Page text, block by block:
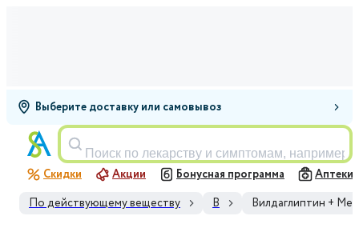
Выберите доставку или самовывоз
Поиск по лекарству и симптомам, например,
Скидки Акции Бонусная программа Аптеки
По действующему веществу В Вилдаглиптин +